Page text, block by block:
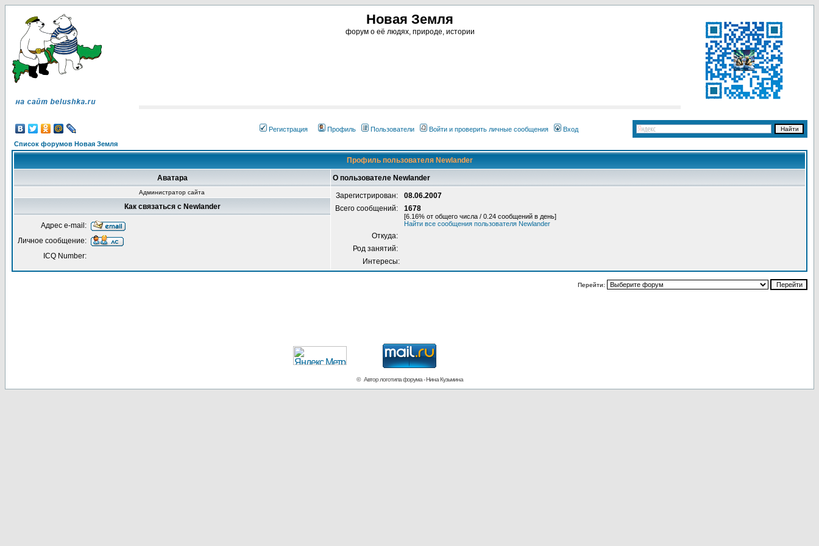
Новая Земля
форум о её людях, природе, истории
Регистрация Профиль Пользователи Войти и проверить личные сообщения
Вход
Список форумов Новая Земля
Профиль пользователя Newlander
Аватара О пользователе Newlander
Администратор сайта Зарегистрирован:
08.06.2007
Всего сообщений:
1678
[6.16% от общего числа / 0.24 сообщений в день]
Найти все сообщения пользователя Newlander
Откуда:
Род занятий:
Интересы:
Как связаться с Newlander
Адрес e-mail:
Личное сообщение:
ICQ Number:
Перейти:
© Автор логотипа форума - Нина Кузьмина